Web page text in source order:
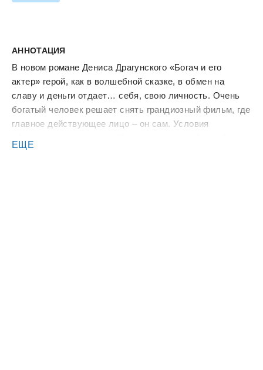
АННОТАЦИЯ
В новом романе Дениса Драгунского «Богач и его
актер» герой, как в волшебной сказке, в обмен на
славу и деньги отдает… себя, свою личность. Очень
богатый человек решает снять грандиозный фильм, где
главное действующее лицо – он сам. Условия
так глубоко погружается в судьбу миллиардера, во все
ЕЩЕ